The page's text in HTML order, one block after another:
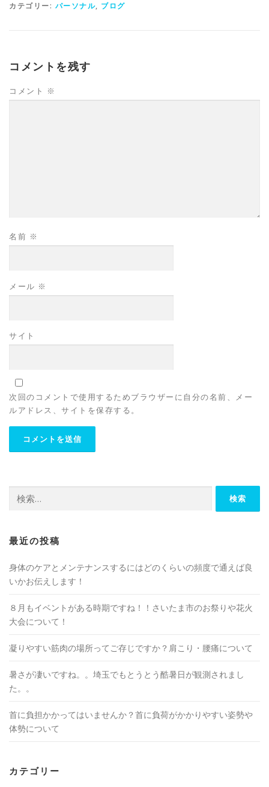
カテゴリー: パーソナル, ブログ
コメントを残す
コメント ※
名前 ※
メール ※
サイト
次回のコメントで使用するためブラウザーに自分の名前、メー
ルアドレス、サイトを保存する。
索:
最近の投稿
身体のケアとメンテナンスするにはどのくらいの頻度で通えば良
いかお伝えします！
８月もイベントがある時期ですね！！さいたま市のお祭りや花火
大会について！
凝りやすい筋肉の場所ってご存じですか？肩こり・腰痛について
暑さが凄いですね。。埼玉でもとうとう酷暑日が観測されまし
た。。
首に負担かかってはいませんか？首に負荷がかかりやすい姿勢や
体勢について
カテゴリー